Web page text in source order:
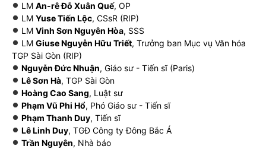
LM An-rê Đỗ Xuân Quế, OP
LM Yuse Tiến Lộc, CSsR (RIP)
LM Vinh Sơn Nguyên Hòa, SSS
LM Giuse Nguyễn Hữu Triết, Trưởng ban Mục vụ Văn hóa
TGP Sài Gòn (RIP)
Nguyễn Đức Nhuận, Giáo sư - Tiến sĩ (Paris)
Lê Sơn Hà, TGP Sài Gòn
Hoàng Cao Sang, Luật sư
Phạm Vũ Phi Hổ, Phó Giáo sư - Tiến sĩ
Phạm Thanh Duy, Tiến sĩ
Lê Linh Duy, TGĐ Công ty Đông Bắc Á
Trần Nguyên, Nhà báo